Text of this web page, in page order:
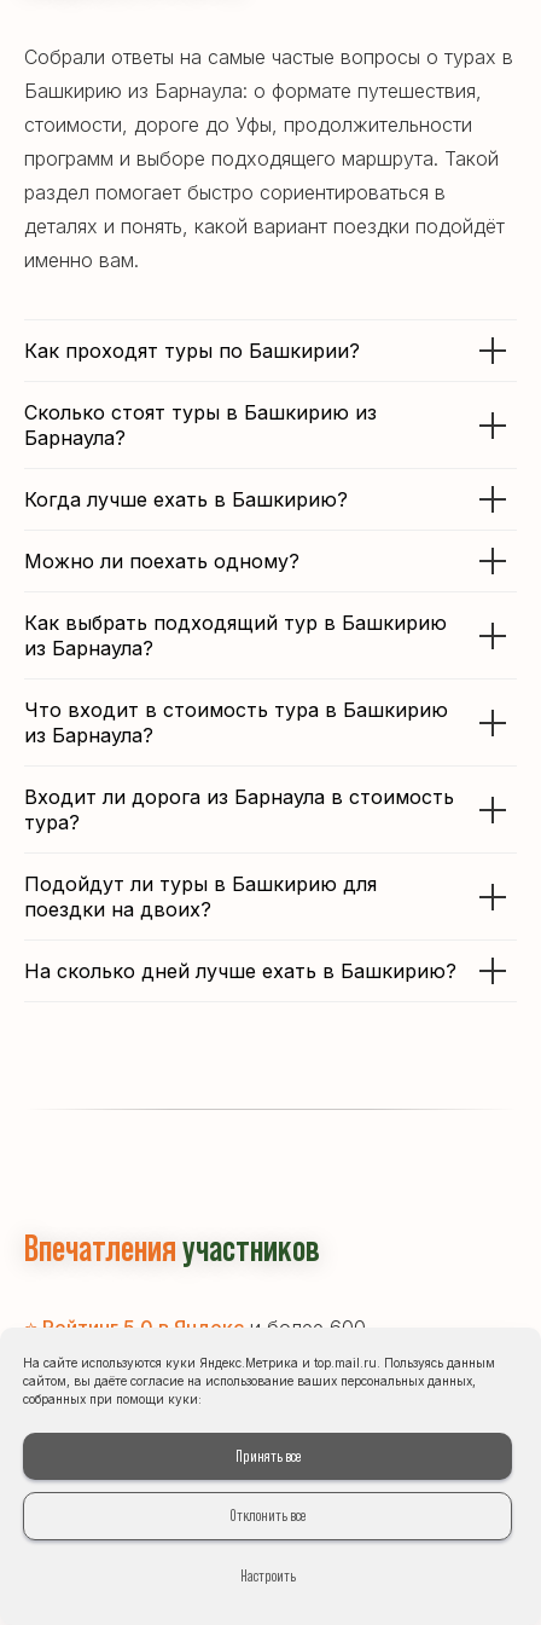
Собрали ответы на самые частые вопросы о турах в
Башкирию из Барнаула: о формате путешествия,
стоимости, дороге до Уфы, продолжительности
программ и выборе подходящего маршрута. Такой
раздел помогает быстро сориентироваться в
деталях и понять, какой вариант поездки подойдёт
именно вам.
Как проходят туры по Башкирии?
Сколько стоят туры в Башкирию из
Барнаула?
Когда лучше ехать в Башкирию?
Можно ли поехать одному?
Как выбрать подходящий тур в Башкирию
из Барнаула?
Что входит в стоимость тура в Башкирию
из Барнаула?
Входит ли дорога из Барнаула в стоимость
тура?
Подойдут ли туры в Башкирию для
поездки на двоих?
На сколько дней лучше ехать в Башкирию?
Впечатленияучастников
⭐ Рейтинг 5.0 в Яндекс и более 600
положительных отзывов
На сайте используются куки Яндекс.Метрика и top.mail.ru. Пользуясь данным
сайтом, вы даёте согласие на использование ваших персональных данных,
собранных при помощи куки:
Принять все
Отклонить все
Настроить